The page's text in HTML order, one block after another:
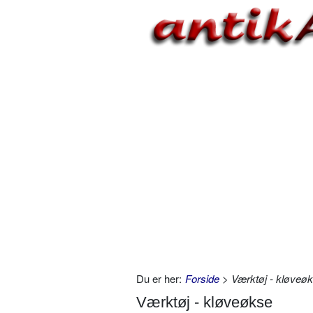
Du er her: Forside > Værktøj -
Værktøj - kløveøkse